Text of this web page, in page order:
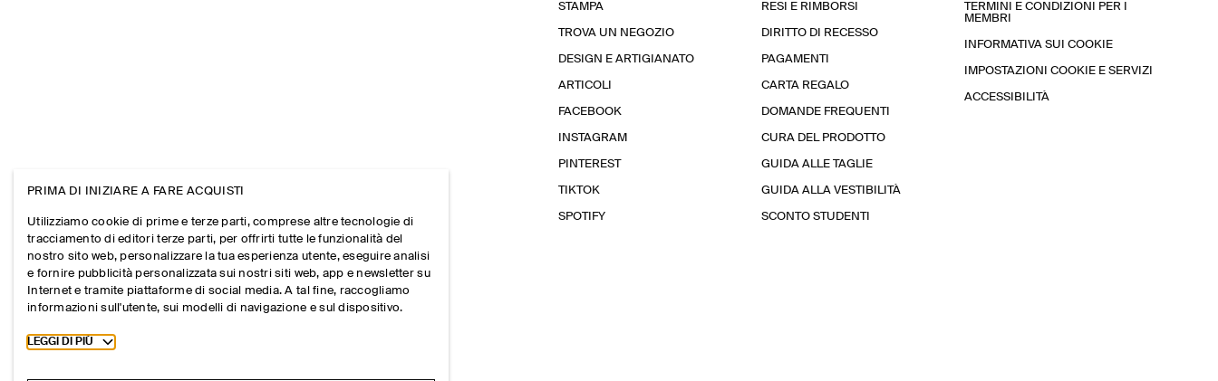
STAMPA
TROVA UN NEGOZIO
DESIGN E ARTIGIANATO
ARTICOLI
FACEBOOK
INSTAGRAM
PINTEREST
TIKTOK
SPOTIFY
RESI E RIMBORSI
DIRITTO DI RECESSO
PAGAMENTI
CARTA REGALO
DOMANDE FREQUENTI
CURA DEL PRODOTTO
GUIDA ALLE TAGLIE
GUIDA ALLA VESTIBILITÀ
SCONTO STUDENTI
TERMINI E CONDIZIONI PER I
MEMBRI
INFORMATIVA SUI COOKIE
IMPOSTAZIONI COOKIE E SERVIZI
ACCESSIBILITÀ
PRIMA DI INIZIARE A FARE ACQUISTI
Utilizziamo cookie di prime e terze parti, comprese altre tecnologie di
tracciamento di editori terze parti, per offrirti tutte le funzionalità del
nostro sito web, personalizzare la tua esperienza utente, eseguire analisi
e fornire pubblicità personalizzata sui nostri siti web, app e newsletter su
Internet e tramite piattaforme di social media. A tal fine, raccogliamo
informazioni sull'utente, sui modelli di navigazione e sul dispositivo.
Toggle more cookie information
LEGGI DI PIÙ